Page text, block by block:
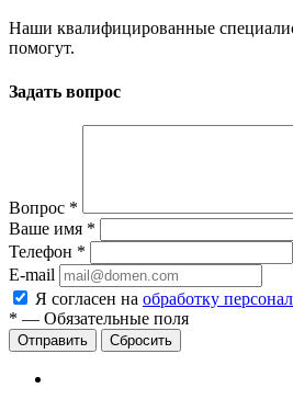
Наши квалифицированные
помогут.
Задать вопрос
Вопрос *
Ваше имя *
Телефон *
E-mail
Я согласен на обработку
* — Обязательные поля
Сбросить